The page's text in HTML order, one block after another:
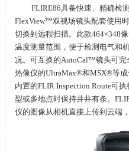
FLIRE86具备快速、精确检
FlexView™双视场镜头配套使用时
切换到远程扫描。此款464×348
温度测量范围，便于检测电气和
况。可互换的AutoCal™镜头可完
热像仪的UltraMax®和MSX®等成
内置的FLIR Inspection Route可执
型或多地点时保持井井有条。
仪的图像从相机直接上传到云端